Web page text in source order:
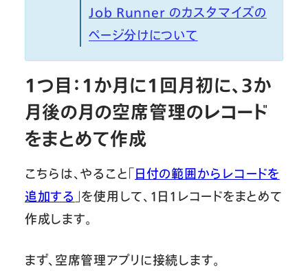
Job Runner のカスタマイズの
ページ分けについて
1つ目：1か月に1回月初に、3か
月後の月の空席管理のレコード
をまとめて作成
こちらは、やること「日付の範囲からレコードを
追加する 」を使用して、1日1レコードをまとめて
作成します。
まず、空席管理アプリに接続します。